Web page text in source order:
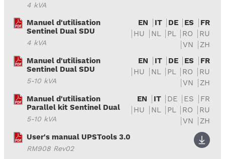
4 kVA
Manuel d'utilisation
Sentinel Dual SDU
4 kVA
EN IT DE ES
FR
HU
NL PL RO
RU
VN
ZH
Manuel d'utilisation
Sentinel Dual SDU
5-10 kVA
EN IT DE ES
FR
HU
NL PL RO
RU
VN
ZH
Manuel d'utilisation
Parallel kit Sentinel Dual
5-10 kVA
EN IT DE ES
FR
HU
NL PL RO
RU
VN
ZH
User's manual UPSTools 3.0
RM908 Rev02